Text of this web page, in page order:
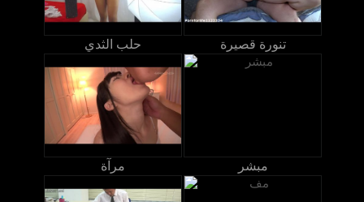
حلب الثدي تنورة قصيرة
مرآة مبشر